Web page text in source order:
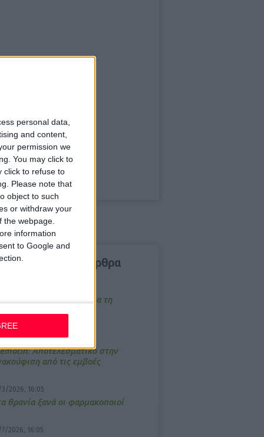
personal data,
and content,
permission we
You may click to
click to refuse to
Please note that
object to such
or withdraw your
webpage.
information
to Google and
δημοφιλέστερα άρθρα
σε φαρμακείο για τη
2026, 17:25
Αποτελεσματικό στην
από τις εμβοές
3/2026, 16:05
θρανία ξανά οι φαρμακοποιοί
7/2026, 16:05